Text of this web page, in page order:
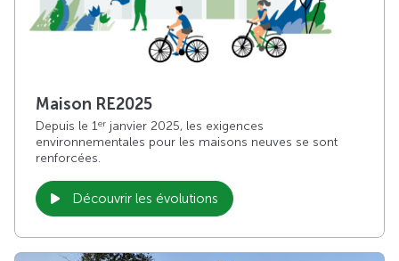
Maison RE2025
Depuis le 1er janvier 2025, les exigences
environnementales pour les maisons neuves se sont
renforcées.
Découvrir les évolutions